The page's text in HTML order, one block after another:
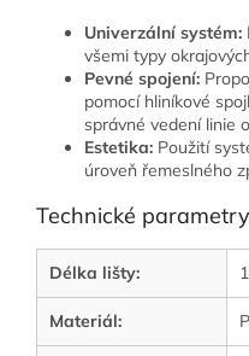
Univerzální systém:
všemi typy
Pevné spojení:
pomocí hliníkové
správné vedení linie
Estetika: Použití
úroveň řemeslného
Technické parametry
Délka lišty:
Materiál: